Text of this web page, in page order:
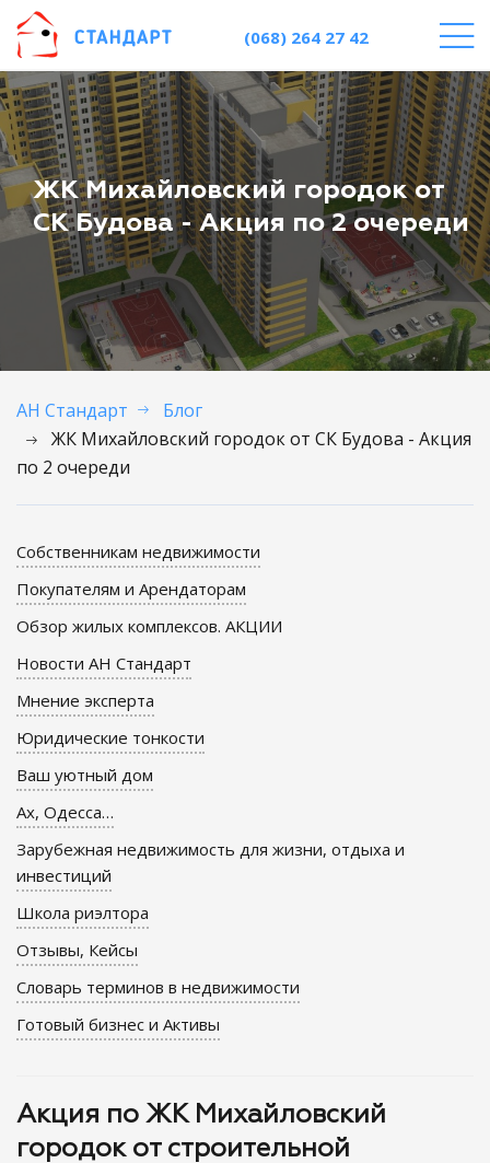
(068) 264 27 42
ЖК Михайловский городок от
СК Будова - Акция по 2 очереди
АН Стандарт
Блог
ЖК Михайловский городок от СК Будова - Акция
по 2 очереди
Собственникам недвижимости
Покупателям и Арендаторам
Обзор жилых комплексов. АКЦИИ
Новости АН Стандарт
Мнение эксперта
Юридические тонкости
Ваш уютный дом
Ах, Одесса…
Зарубежная недвижимость для жизни, отдыха и
инвестиций
Школа риэлтора
Отзывы, Кейсы
Словарь терминов в недвижимости
Готовый бизнес и Активы
Акция по ЖК Михайловский
городок от строительной